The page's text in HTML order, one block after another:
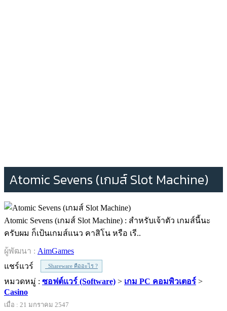
Atomic Sevens (เกมส์ Slot Machine)
Atomic Sevens (เกมส์ Slot Machine) : สำหรับเจ้าตัว เกมส์นี้นะ
ครับผม ก็เป้นเกมส์แนว คาสิโน หรือ เรี..
ผู้พัฒนา : AimGames
แชร์แวร์
Shareware คืออะไร ?
หมวดหมู่ : ซอฟต์แวร์ (Software) > เกม PC คอมพิวเตอร์ >
Casino
เมื่อ : 21 มกราคม 2547